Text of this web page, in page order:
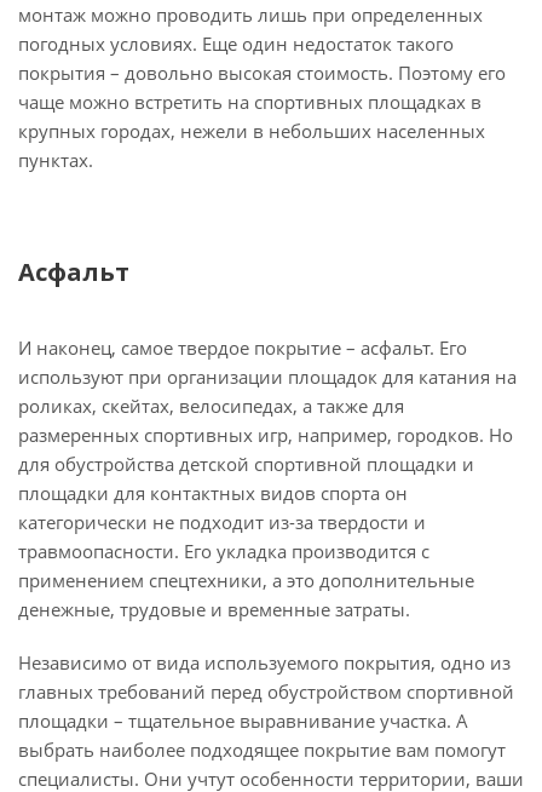
монтаж можно проводить лишь при определенных
погодных условиях. Еще один недостаток такого
покрытия – довольно высокая стоимость. Поэтому его
чаще можно встретить на спортивных площадках в
крупных городах, нежели в небольших населенных
пунктах.
Асфальт
И наконец, самое твердое покрытие – асфальт. Его
используют при организации площадок для катания на
роликах, скейтах, велосипедах, а также для
размеренных спортивных игр, например, городков. Но
для обустройства детской спортивной площадки и
площадки для контактных видов спорта он
категорически не подходит из-за твердости и
травмоопасности. Его укладка производится с
применением спецтехники, а это дополнительные
денежные, трудовые и временные затраты.
Независимо от вида используемого покрытия, одно из
главных требований перед обустройством спортивной
площадки – тщательное выравнивание участка. А
выбрать наиболее подходящее покрытие вам помогут
специалисты. Они учтут особенности территории, ваши